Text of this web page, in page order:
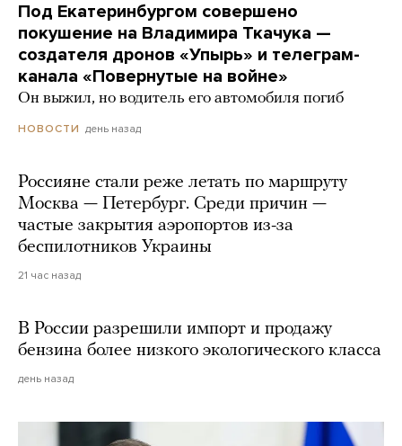
Под Екатеринбургом совершено
покушение на Владимира Ткачука —
создателя дронов «Упырь» и телеграм-
канала «Повернутые на войне»
Он выжил, но водитель его автомобиля погиб
НОВОСТИ день назад
Россияне стали реже летать по маршруту
Москва — Петербург. Среди причин —
частые закрытия аэропортов из-за
беспилотников Украины
21 час назад
В России разрешили импорт и продажу
бензина более низкого экологического класса
день назад